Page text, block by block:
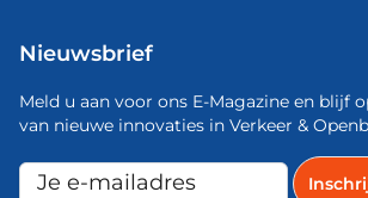
Nieuwsbrief
Meld u aan voor ons E-Magazine en blijf
van nieuwe innovaties in Verkeer &